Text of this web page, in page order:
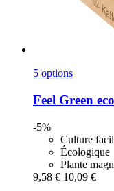
5 options
Feel Green
-5%
Culture
Écologique
Plante
9,58 € 10,09 €